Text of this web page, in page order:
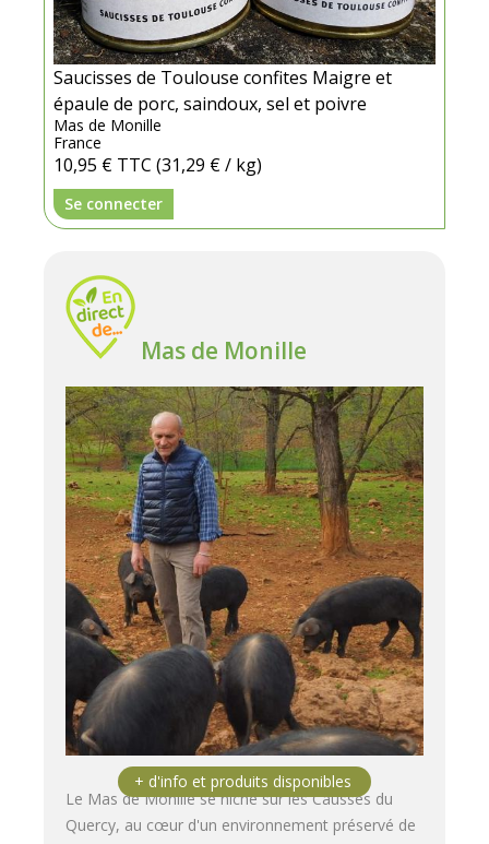
Saucisses de Toulouse confites Maigre et
épaule de porc, saindoux, sel et poivre
Mas de Monille
France
10,95 € TTC (31,29 € / kg)
Se connecter
Mas de Monille
Le Mas de Monille se niche sur les Causses du
Quercy, au cœur d'un environnement préservé de